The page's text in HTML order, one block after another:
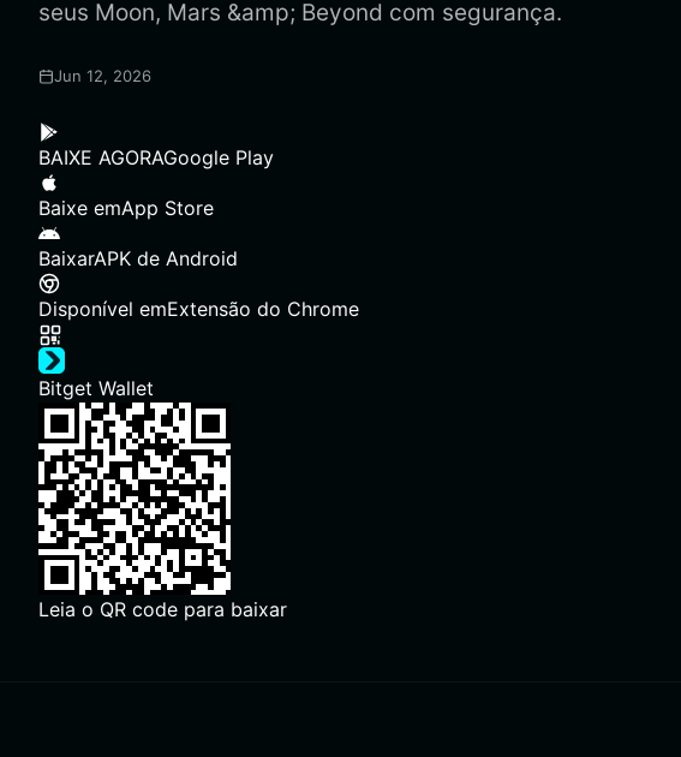
seus Moon, Mars &amp; Beyond com segurança.
Jun 12, 2026
BAIXE AGORAGoogle Play
Baixe emApp Store
BaixarAPK de Android
Disponível emExtensão do Chrome
Bitget Wallet
Leia o QR code para baixar